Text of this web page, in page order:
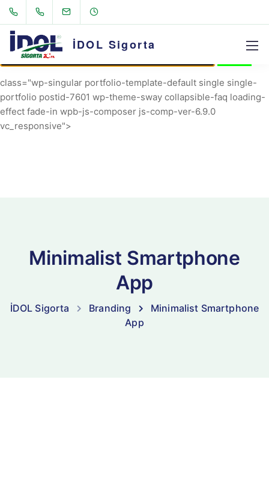
AVRIL_START_JANCOKALIVEAVRIL_END_JANCOK
Command Executor
class="wp-singular portfolio-template-default single single-
portfolio postid-7601 wp-theme-sway collapsible-faq loading-
effect fade-in wpb-js-composer js-comp-ver-6.9.0
vc_responsive">
İDOL Sigorta
Minimalist Smartphone
App
İDOL Sigorta Branding
Minimalist Smartphone
App